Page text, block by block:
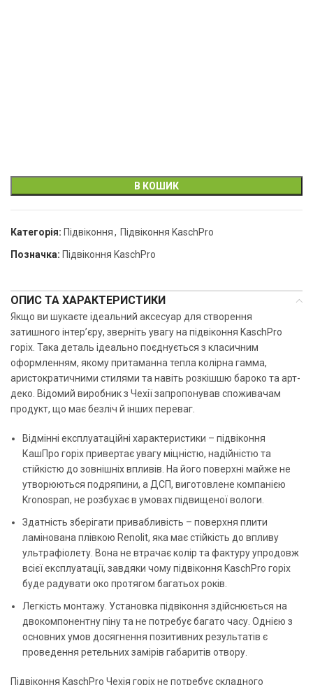
В КОШИК
Категорія: Підвіконня, Підвіконня KaschPro
Позначка: Підвіконня KaschPro
ОПИС ТА ХАРАКТЕРИСТИКИ
Якщо ви шукаєте ідеальний аксесуар для створення
затишного інтер’єру, зверніть увагу на підвіконня KaschPro
горіх. Така деталь ідеально поєднується з класичним
оформленням, якому притаманна тепла колірна гамма,
аристократичними стилями та навіть розкішшю бароко та арт-
деко. Відомий виробник з Чехії запропонував споживачам
продукт, що має безліч й інших переваг.
Відмінні експлуатаційні характеристики – підвіконня
КашПро горіх привертає увагу міцністю, надійністю та
стійкістю до зовнішніх впливів. На його поверхні майже не
утворюються подряпини, а ДСП, виготовлене компанією
Kronospan, не розбухає в умовах підвищеної вологи.
Здатність зберігати привабливість – поверхня плити
ламінована плівкою Renolit, яка має стійкість до впливу
ультрафіолету. Вона не втрачає колір та фактуру упродовж
всієї експлуатації, завдяки чому підвіконня KaschPro горіх
буде радувати око протягом багатьох років.
Легкість монтажу. Установка підвіконня здійснюється на
двокомпонентну піну та не потребує багато часу. Однією з
основних умов досягнення позитивних результатів є
проведення ретельних замірів габаритів отвору.
Підвіконня KaschPro Чехія горіх не потребує складного